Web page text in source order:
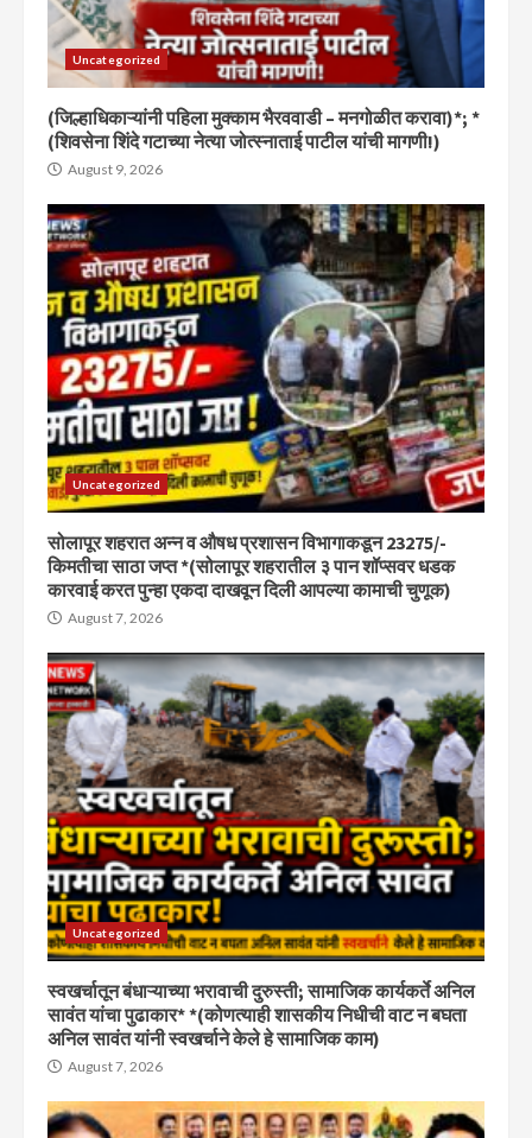
Uncategorized
(जिल्हाधिकाऱ्यांनी पहिला मुक्काम भैरववाडी – मनगोळीत करावा)*; *
(शिवसेना शिंदे गटाच्या नेत्या जोत्स्नाताई पाटील यांची मागणी!)
August 9, 2026
Uncategorized
सोलापूर शहरात अन्न व औषध प्रशासन विभागाकडून 23275/-
किमतीचा साठा जप्त *(सोलापूर शहरातील ३ पान शॉप्सवर धडक
कारवाई करत पुन्हा एकदा दाखवून दिली आपल्या कामाची चुणूक)
August 7, 2026
Uncategorized
स्वखर्चातून बंधाऱ्याच्या भरावाची दुरुस्ती; सामाजिक कार्यकर्ते अनिल
सावंत यांचा पुढाकार* *(कोणत्याही शासकीय निधीची वाट न बघता
अनिल सावंत यांनी स्वखर्चाने केले हे सामाजिक काम)
August 7, 2026